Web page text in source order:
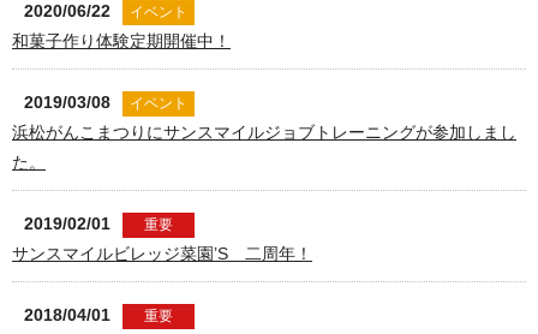
2020/06/22 イベント
和菓子作り体験定期開催中！
2019/03/08 イベント
浜松がんこまつりにサンスマイルジョブトレーニングが参加しまし
た。
2019/02/01 重要
サンスマイルビレッジ菜園’S 二周年！
2018/04/01 重要